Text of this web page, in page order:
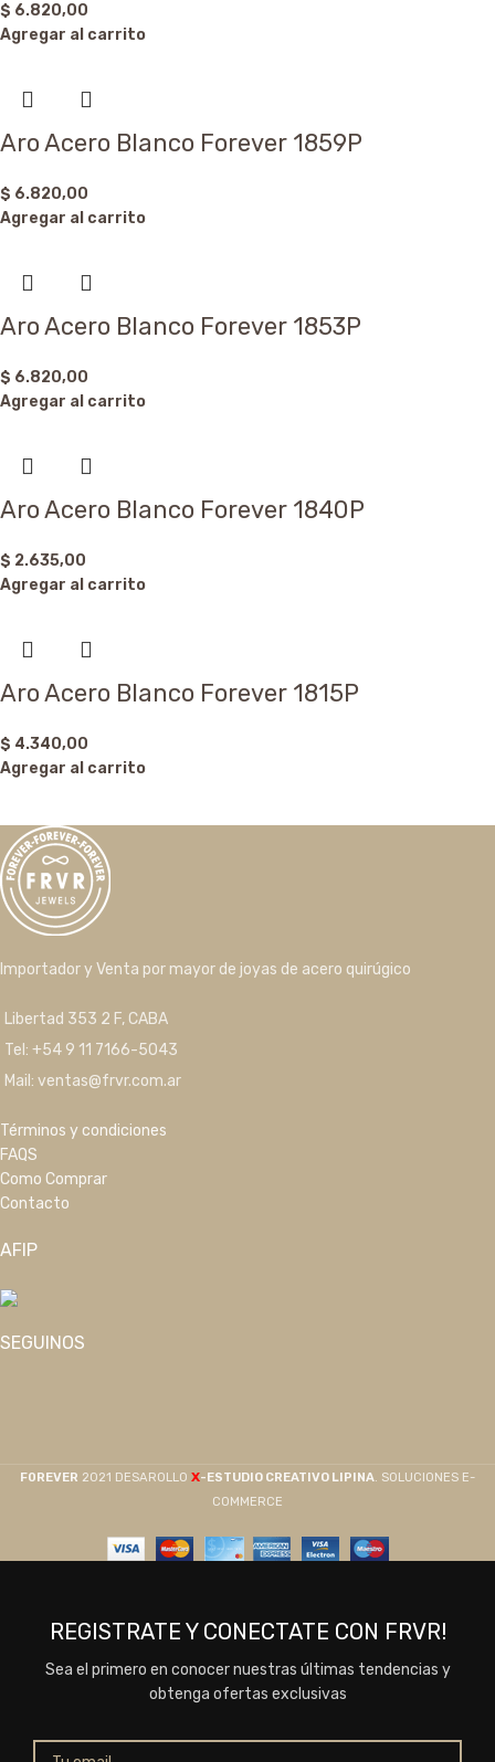
$ 6.820,00
Agregar al carrito
Aro Acero Blanco Forever 1859P
$ 6.820,00
Agregar al carrito
Aro Acero Blanco Forever 1853P
$ 6.820,00
Agregar al carrito
Aro Acero Blanco Forever 1840P
$ 2.635,00
Agregar al carrito
Aro Acero Blanco Forever 1815P
$ 4.340,00
Agregar al carrito
Importador y Venta por mayor de joyas de acero quirúgico
Libertad 353 2 F, CABA
Tel: +54 9 11 7166-5043
Mail: ventas@frvr.com.ar
Términos y condiciones
FAQS
Como Comprar
Contacto
AFIP
SEGUINOS
F0REVER 2021 DESAROLLO X-ESTUDIO CREATIVO LIPINA. SOLUCIONES E-
COMMERCE
REGISTRATE Y CONECTATE CON FRVR!
Sea el primero en conocer nuestras últimas tendencias y
obtenga ofertas exclusivas